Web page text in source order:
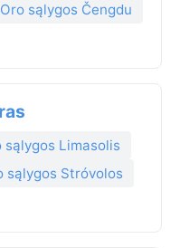
Oro sąlygos Čengdu
sąlygos Limasolis
sąlygos Stróvolos